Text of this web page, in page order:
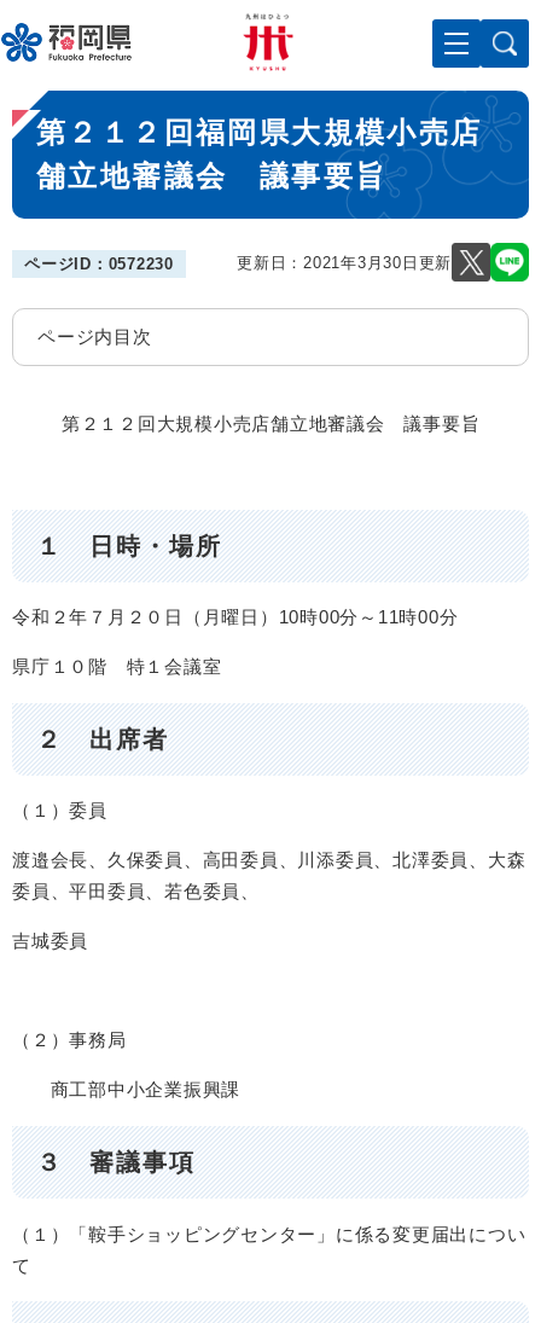
ー
ジ
先
頭
。
メニューを飛ばして本文へ
本
文
第２１２回福岡県大規模小売店
舗立地審議会 議事要旨
ページID：0572230 更新日：2021年3月30日更新
ページ内目次
第２１２回大規模小売店舗立地審議会 議事要旨
１ 日時・場所
令和２年７月２０日（月曜日）10時00分～11時00分
県庁１０階 特１会議室
２ 出席者
（１）委員
渡邉会長、久保委員、高田委員、川添委員、北澤委員、大森
委員、平田委員、若色委員、
吉城委員
（２）事務局
商工部中小企業振興課
３ 審議事項
（１）「鞍手ショッピングセンター」に係る変更届出につい
て